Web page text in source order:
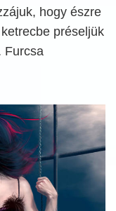
hogy észre
préseljük
Furcsa